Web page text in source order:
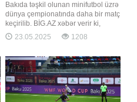
Bakıda təşkil olunan minifutbol üzrə
dünya çempionatında daha bir matç
keçirilib. BİG.AZ xəbər verir ki,
Ukrayna və Türkiyə yığmaları C
qrupunun oyununda üz-üzə
Arenasında reallaşan qarşılaşmada
qardaş ölkə təmsilçisi 3:1 hesablı
qələbə qazanıb
23.05.2025 1208